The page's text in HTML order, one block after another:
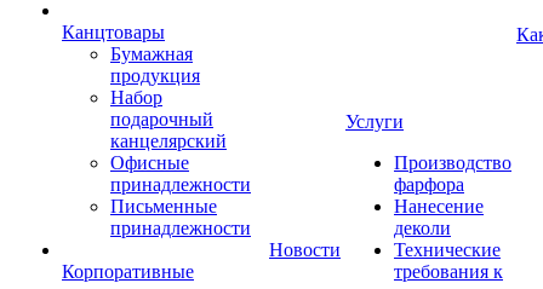
Канцтовары
Бумажная
продукция
Набор
подарочный
канцелярский
Офисные
принадлежности
Письменные
принадлежности
Корпоративные
Новости
Услуги
Производство
фарфора
Нанесение
деколи
Технические
требования к